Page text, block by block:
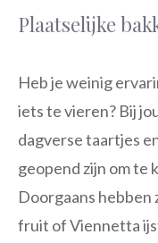
Plaatselijke
Heb je weinig
iets te vieren? Bij
dagverse taartjes
geopend zijn om te
Doorgaans
fruit of Viennetta